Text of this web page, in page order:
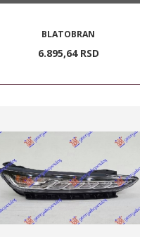
BLATOBRAN
6.895,64 RSD